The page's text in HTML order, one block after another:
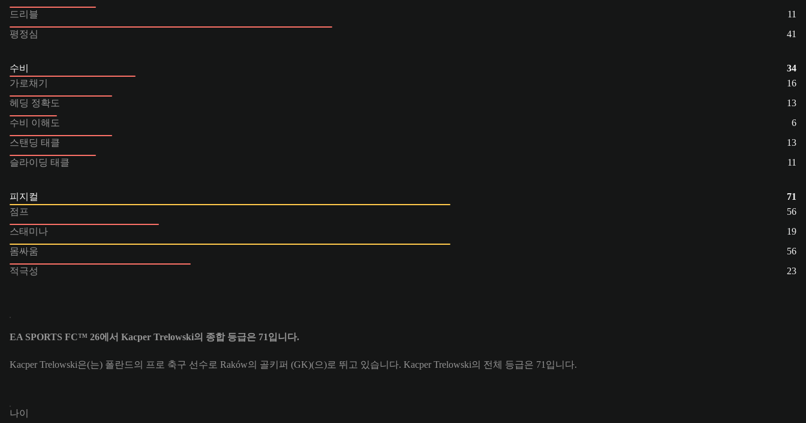
드리블
11
평정심
41
수비
34
가로채기
16
헤딩 정확도
13
수비 이해도
6
스탠딩 태클
13
슬라이딩 태클
11
피지컬
71
점프
56
스태미나
19
몸싸움
56
적극성
23
EA SPORTS FC™ 26에서 Kacper Trelowski의 종합 등급은 71입니다.
Kacper Trelowski은(는) 폴란드의 프로 축구 선수로 Raków의 골키퍼 (GK)(으)로 뛰고 있습니다. Kacper Trelowski의 전체 등급은 71입니다.
나이